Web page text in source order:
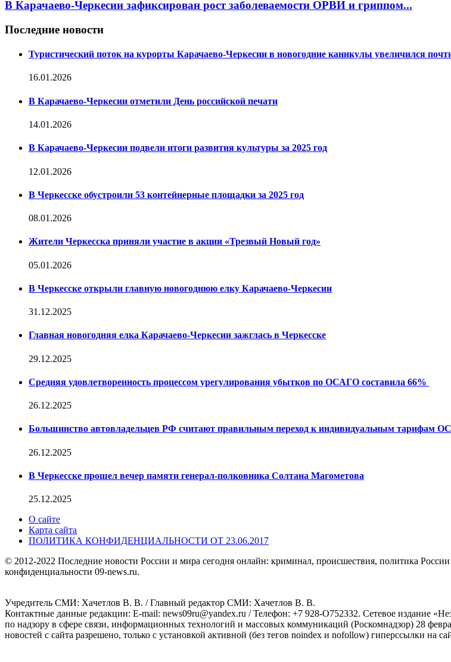
В Карачаево-Черкесии зафиксирован рост заболеваемости ОРВИ и гриппом...
Последние новости
Туристический поток на курорты Карачаево-Черкесии в новогодние каникулы увеличился
16.01.2026
В Карачаево-Черкесии отметили День российской печати
14.01.2026
В Карачаево-Черкесии подвели итоги развития культуры за 2025 год
12.01.2026
В Черкесске обустроили 53 контейнерные площадки за 2025 год
08.01.2026
Жители Черкесска приняли участие в акции «Трезвый Новый год»
05.01.2026
В Черкесске открыли главную новогоднюю елку Карачаево-Черкесии
31.12.2025
Главная новогодняя елка Карачаево-Черкесии зажглась в Черкесске
29.12.2025
Средняя удовлетворенность процессом урегулирования убытков по ОСАГО составила 66%
26.12.2025
Большинство автовладельцев РФ считают правильным переход к индивидуальным
26.12.2025
В Черкесске прошел вечер памяти генерал-полковника Солтана Магометова
25.12.2025
О сайте
Карта сайта
ПОЛИТИКА КОНФИДЕНЦИАЛЬНОСТИ ОТ 23.06.2017
© 2012-2022 Последние новости России и мира сегодня онлайн: криминал, происшествия, политика
конфиденциальности 09-news.ru.
Учредитель СМИ: Хaчeтлoв B. B. / Главный редактор СМИ: Хaчeтлoв B. B.
Контактные данные редакции: E-mail: news09ru@yandex.ru / Телефон: +7 928-O752332. Сетевое издание
по надзору в сфере связи, информационных технологий и массовых коммуникаций (Роскомнадзор) 28
новостей с сайта разрешено, только с установкой активной (без тегов noindex и nofollow) гиперссылки на